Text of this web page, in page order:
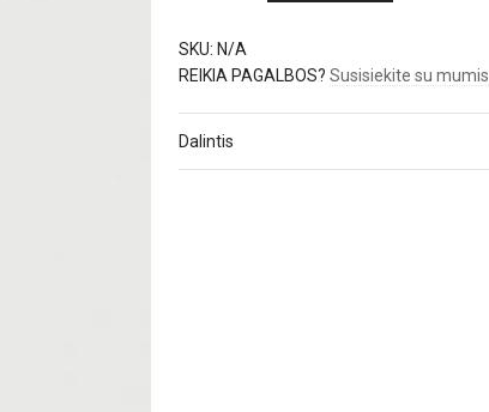
SKU: N/A
REIKIA PAGALBOS? Susisiekite su mumis
Dalintis